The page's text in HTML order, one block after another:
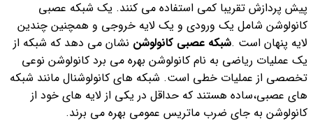
پیش پردازش تقریبا کمی استفاده می کنند. یک شبکه عصبی
کانولوشن شامل یک ورودی و یک لایه خروجی و همچنین چندین
لایه پنهان است .شبکه عصبی کانولوشن نشان می دهد که شبکه از
یک عملیات ریاضی به نام کانولوشن بهره می برد کانولوشن نوعی
تخصصی از عملیات خطی است. شبکه های کانولوشنال مانند شبکه
های عصبی،ساده هستند که حداقل در یکی از لایه های خود از
کانولوشن به جای ضرب ماتریس عمومی بهره می برند.